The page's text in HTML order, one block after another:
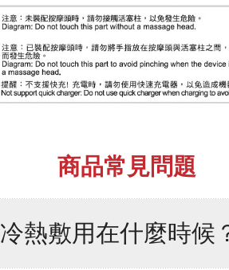
商品常見問題
冷熱敷用在什麼時候